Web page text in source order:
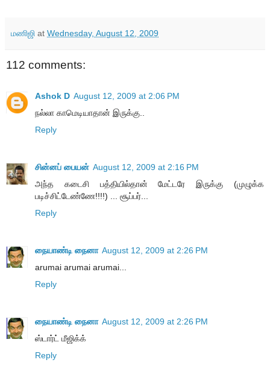
மணிஜி at Wednesday, August 12, 2009
112 comments:
Ashok D August 12, 2009 at 2:06 PM
நல்லா காமெடியாதான் இருக்கு..
Reply
சின்னப் பையன் August 12, 2009 at 2:16 PM
அந்த கடைசி பத்தியில்தான் மேட்டரே இருக்கு (முழுக்க
படிச்சிட்டேண்ணே!!!!) ... சூப்பர்...
Reply
நையாண்டி நைனா August 12, 2009 at 2:26 PM
arumai arumai arumai...
Reply
நையாண்டி நைனா August 12, 2009 at 2:26 PM
ஸ்டார்ட் மீஜிக்க்
Reply